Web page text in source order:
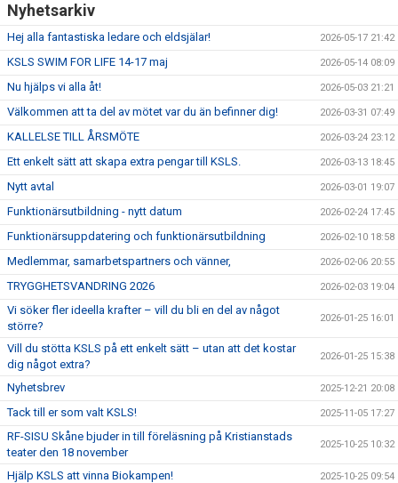
Nyhetsarkiv
Hej alla fantastiska ledare och eldsjälar! 2026-05-17 21:42
KSLS SWIM FOR LIFE 14-17 maj 2026-05-14 08:09
Nu hjälps vi alla åt! 2026-05-03 21:21
Välkommen att ta del av mötet var du än befinner dig! 2026-03-31 07:49
KALLELSE TILL ÅRSMÖTE 2026-03-24 23:12
Ett enkelt sätt att skapa extra pengar till KSLS. 2026-03-13 18:45
Nytt avtal 2026-03-01 19:07
Funktionärsutbildning - nytt datum 2026-02-24 17:45
Funktionärsuppdatering och funktionärsutbildning 2026-02-10 18:58
Medlemmar, samarbetspartners och vänner, 2026-02-06 20:55
TRYGGHETSVANDRING 2026 2026-02-03 19:04
Vi söker fler ideella krafter – vill du bli en del av något
större?
2026-01-25 16:01
Vill du stötta KSLS på ett enkelt sätt – utan att det kostar
dig något extra?
2026-01-25 15:38
Nyhetsbrev 2025-12-21 20:08
Tack till er som valt KSLS! 2025-11-05 17:27
RF-SISU Skåne bjuder in till föreläsning på Kristianstads
teater den 18 november
2025-10-25 10:32
Hjälp KSLS att vinna Biokampen! 2025-10-25 09:54